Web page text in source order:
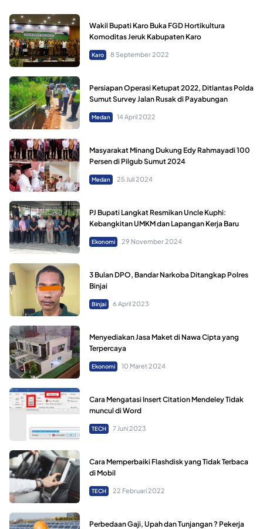
Wakil Bupati Karo Buka FGD Hortikultura
Komoditas Jeruk Kabupaten Karo
Karo 8 September 2022
Persiapan Operasi Ketupat 2022, Ditlantas Polda
Sumut Survey Jalan Rusak di Payabungan
Medan 14 April 2022
Masyarakat Minang Dukung Edy Rahmayadi 100
Persen di Pilgub Sumut 2024
Medan 25 Juli 2024
PJ Bupati Langkat Resmikan Uncle Kuphi:
Kebangkitan UMKM dan Lapangan Kerja Baru
Ekonomi 29 November 2024
3 Bulan DPO, Bandar Narkoba Ditangkap Polres
Binjai
Binjai 6 April 2023
Menyediakan Jasa Maket di Nawa Cipta yang
Terpercaya
Ekonomi 10 Maret 2024
Cara Mengatasi Insert Citation Mendeley Tidak
muncul di Word
TECH 7 Juni 2023
Cara Memperbaiki Flashdisk yang Tidak Terbaca
di Mobil
TECH 22 Februari 2022
Perbedaan Gaji, Upah dan Tunjangan ? Pekerja